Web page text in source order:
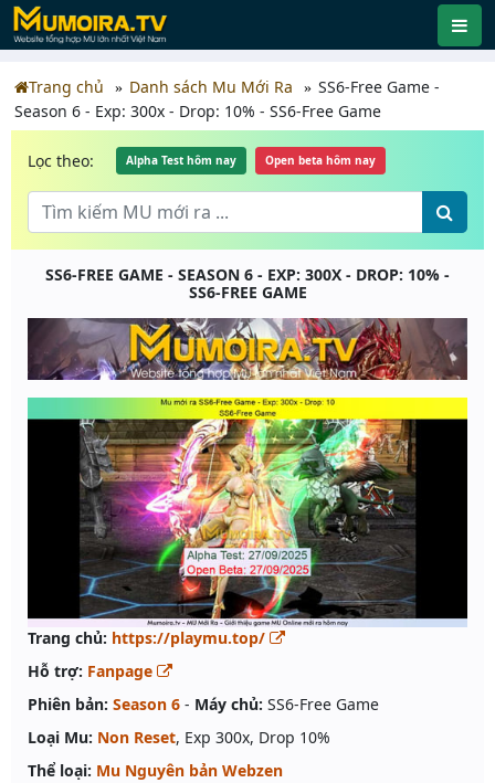
Trang chủ Danh sách Mu Mới Ra
SS6-Free Game -
Season 6 - Exp: 300x - Drop: 10% - SS6-Free Game
Lọc theo: Alpha Test hôm nay Open beta hôm nay
SS6-FREE GAME - SEASON 6 - EXP: 300X - DROP: 10% -
SS6-FREE GAME
Trang chủ: https://playmu.top/
Hỗ trợ: Fanpage
Phiên bản: Season 6 - Máy chủ: SS6-Free Game
Loại Mu: Non Reset, Exp 300x, Drop 10%
Thể loại: Mu Nguyên bản Webzen